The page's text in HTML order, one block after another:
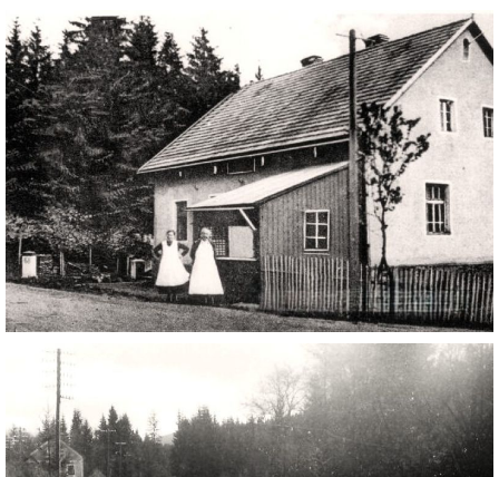
© 2026 eStránky.cz | Aktualizováno: 17. 7. 2026| Nahoru ↑